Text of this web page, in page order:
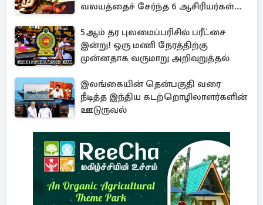
வலயத்தைச் சேர்ந்த 6 ஆசிரியர்கள்
5ஆம் தர புலமைப்பரிசில் பரீட்சை
இன்று! ஒரு மணி நேரத்திற்கு
முன்னதாக வருமாறு அறிவுறுத்தல்
இலங்கையின் தென்பகுதி வரை
நீடித்த இந்திய கடற்றொழிலாளர்களின்
ஊடுருவல்